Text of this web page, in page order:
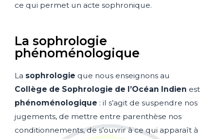
ce qui permet un acte sophronique.
La sophrologie
phénoménologique
La sophrologie que nous enseignons au
Collège de Sophrologie de l’Océan Indien est
phénoménologique : il s’agit de suspendre nos
jugements, de mettre entre parenthèse nos
conditionnements, de s’ouvrir à ce qui apparaît à